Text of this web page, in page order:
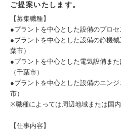
ご提案いたします。
【募集職種】
●プラントを中心とした設備のプロセ
●プラントを中心とした設備の静機
葉市）
●プラントを中心とした電気設備ま
（千葉市）
●プラントを中心とした設備のエン
市）
※職種によっては周辺地域または国
【仕事内容】